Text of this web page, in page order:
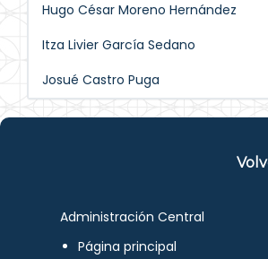
Hugo César Moreno Hernández
Itza Livier García Sedano
Josué Castro Puga
Administración Central
Página principal